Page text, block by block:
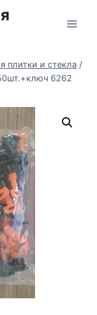
плитки и стекла /
6262